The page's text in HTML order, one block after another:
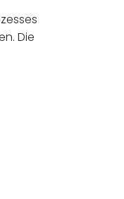
Die